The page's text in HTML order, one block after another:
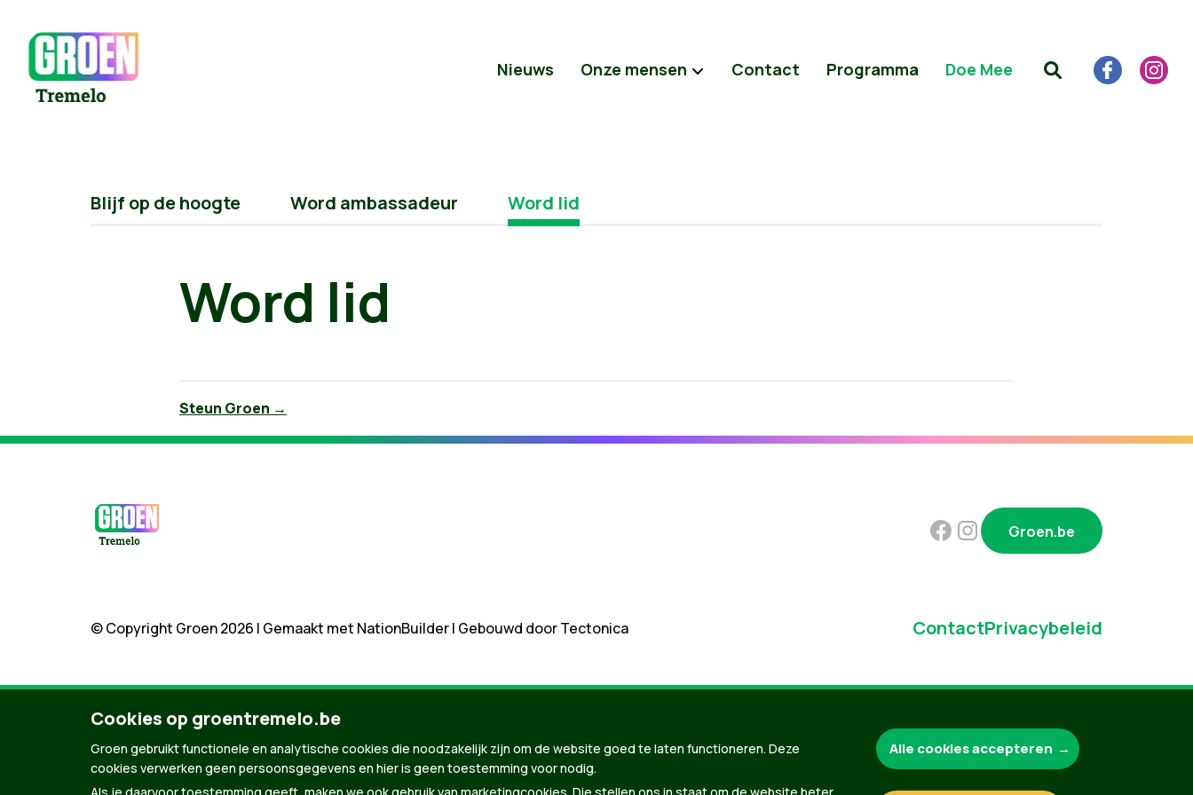
Nieuws Onze mensen Contact Programma Doe Mee
Blijf op de hoogte Word ambassadeur Word lid
Word lid
Steun Groen →
Groen.be
© Copyright Groen 2026 | Gemaakt met NationBuilder| Gebouwd doorTectonica ContactPrivacybeleid
Cookies op groentremelo.be
Groen gebruikt functionele en analytische cookies die noodzakelijk zijn om de website goed te laten functioneren. Deze
cookies verwerken geen persoonsgegevens en hier is geen toestemming voor nodig.
Alle cookies accepteren